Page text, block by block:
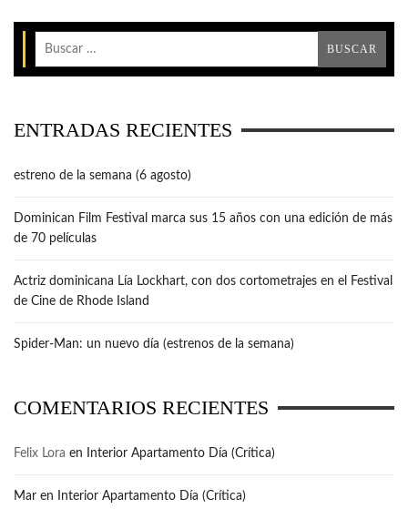
ENTRADAS RECIENTES
estreno de la semana (6 agosto)
Dominican Film Festival marca sus 15 años con una edición de más
de 70 películas
Actriz dominicana Lía Lockhart, con dos cortometrajes en el Festival
de Cine de Rhode Island
Spider-Man: un nuevo día (estrenos de la semana)
COMENTARIOS RECIENTES
Felix Lora en Interior Apartamento Día (Crítica)
Mar en Interior Apartamento Día (Crítica)